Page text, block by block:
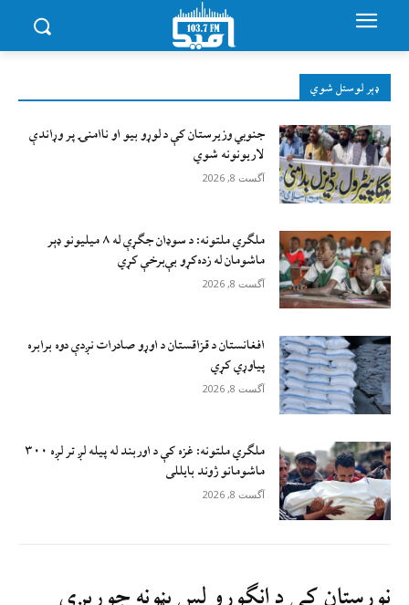
ډېر لوستل شوي
جنوبي وزیرستان کې د لوړو بیو او ناامنۍ پر وړاندې
لاريونونه شوي
آگست 8, 2026
ملګري ملتونه: د سوډان جګړې له ۸ میلیونو ډېر
ماشومان له زده‌کړو بې‌برخې کړي
آگست 8, 2026
افغانستان د قزاقستان د اوړو صادرات نږدې دوه برابره
پیاوړي کړي
آگست 8, 2026
ملګري ملتونه: غزه کې د اوربند له پیله لږ تر لږه ۳۰۰
ماشومانو ژوند بايللی
آگست 8, 2026